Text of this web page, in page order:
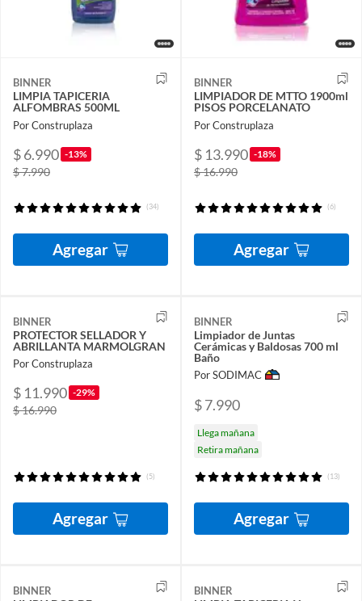
BINNER
LIMPIA TAPICERIA
ALFOMBRAS 500ML
Por Construplaza
$ 6.990 -13%
$ 7.990
(34)
Agregar
BINNER
LIMPIADOR DE MTTO 1900ml
PISOS PORCELANATO
Por Construplaza
$ 13.990 -18%
$ 16.990
(6)
Agregar
BINNER
PROTECTOR SELLADOR Y
ABRILLANTA MARMOLGRAN
Por Construplaza
$ 11.990 -29%
$ 16.990
(5)
Agregar
BINNER
Limpiador de Juntas
Cerámicas y Baldosas 700 ml
Baño
Por SODIMAC
$ 7.990
Llega mañana
Retira mañana
(13)
Agregar
BINNER BINNER